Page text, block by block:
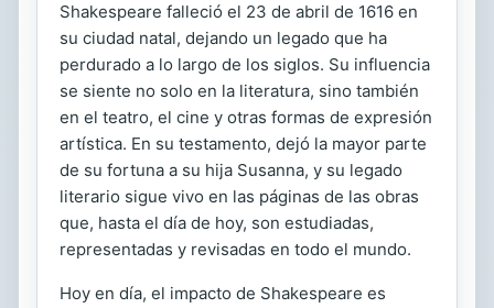
Shakespeare falleció el 23 de abril de 1616 en
su ciudad natal, dejando un legado que ha
perdurado a lo largo de los siglos. Su influencia
se siente no solo en la literatura, sino también
en el teatro, el cine y otras formas de expresión
artística. En su testamento, dejó la mayor parte
de su fortuna a su hija Susanna, y su legado
literario sigue vivo en las páginas de las obras
que, hasta el día de hoy, son estudiadas,
representadas y revisadas en todo el mundo.
Hoy en día, el impacto de Shakespeare es